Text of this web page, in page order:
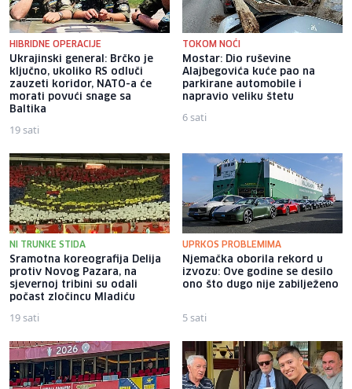
HIBRIDNE OPERACIJE
Ukrajinski general: Brčko je
ključno, ukoliko RS odluči
zauzeti koridor, NATO-a će
morati povući snage sa
Baltika
19 sati
TOKOM NOĆI
Mostar: Dio ruševine
Alajbegovića kuće pao na
parkirane automobile i
napravio veliku štetu
6 sati
NI TRUNKE STIDA
Sramotna koreografija Delija
protiv Novog Pazara, na
sjevernoj tribini su odali
počast zločincu Mladiću
19 sati
UPRKOS PROBLEMIMA
Njemačka oborila rekord u
izvozu: Ove godine se desilo
ono što dugo nije zabilježeno
5 sati